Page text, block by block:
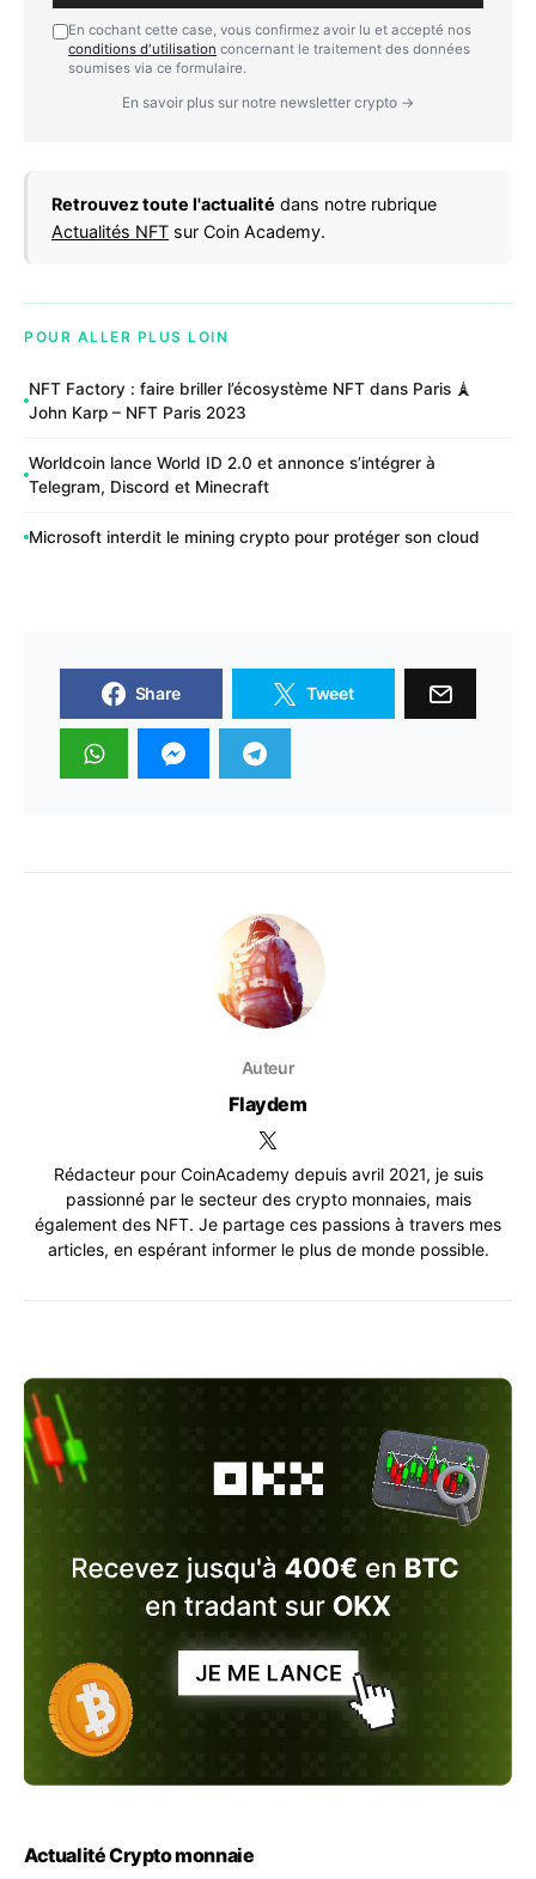
En cochant cette case, vous confirmez avoir lu et accepté nos
conditions d'utilisation concernant le traitement des données
soumises via ce formulaire.
En savoir plus sur notre newsletter crypto →
Retrouvez toute l'actualité dans notre rubrique
Actualités NFT sur Coin Academy.
POUR ALLER PLUS LOIN
NFT Factory : faire briller l’écosystème NFT dans Paris 🗼
John Karp – NFT Paris 2023
Worldcoin lance World ID 2.0 et annonce s’intégrer à
Telegram, Discord et Minecraft
Microsoft interdit le mining crypto pour protéger son cloud
Share Tweet
Auteur
Flaydem
Rédacteur pour CoinAcademy depuis avril 2021, je suis
passionné par le secteur des crypto monnaies, mais
également des NFT. Je partage ces passions à travers mes
articles, en espérant informer le plus de monde possible.
Actualité Crypto monnaie